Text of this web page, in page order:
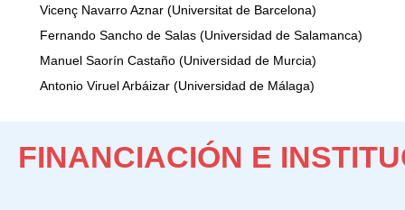
Vicenç Navarro Aznar (Universitat de Barcelona)
Fernando Sancho de Salas (Universidad de Salamanca)
Manuel Saorín Castaño (Universidad de Murcia)
Antonio Viruel Arbáizar (Universidad de Málaga)
FINANCIACIÓN E